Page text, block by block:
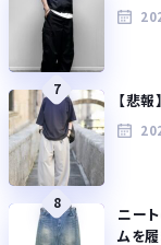
7
【悲
8
ニー
ムを